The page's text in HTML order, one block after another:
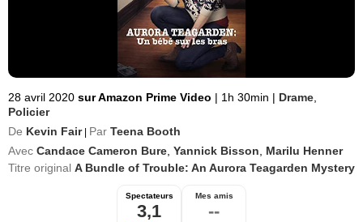
28 avril 2020 sur Amazon Prime Video | 1h 30min | Drame
Policier
De Kevin Fair Par Teena Booth
Avec Candace Cameron Bure Yannick Bisson
Marilu Henner
Titre original A Bundle of Trouble: An Aurora Teagarden Mystery
Spectateurs
3,1
Mes amis
--